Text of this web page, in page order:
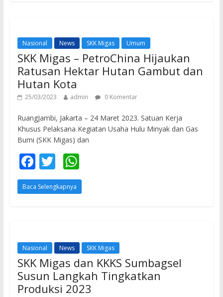
o
k
p
p
Nasional News SKK Migas Umum
SKK Migas – PetroChina Hijaukan
Ratusan Hektar Hutan Gambut dan
Hutan Kota
25/03/2023 admin 0 Komentar
RuangJambi, Jakarta – 24 Maret 2023. Satuan Kerja
Khusus Pelaksana Kegiatan Usaha Hulu Minyak dan Gas
Bumi (SKK Migas) dan
F
ac
e
o
k
T
w
itt
W
h
at
p
p
Baca Selengkapnya
Nasional News SKK Migas
SKK Migas dan KKKS Sumbagsel
Susun Langkah Tingkatkan
Produksi 2023